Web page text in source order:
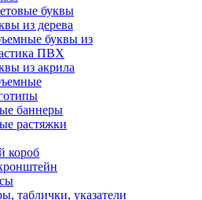
буквы
из дерева
буквы из
ПВХ
из акрила
баннеры
растяжки
короб
таблички, указатели